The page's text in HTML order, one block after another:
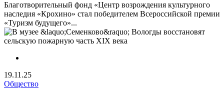
Благотворительный фонд «Центр возрождения культурного
наследия «Крохино» стал победителем Всероссийской премии
«Туризм будущего»...
19.11.25
Общество